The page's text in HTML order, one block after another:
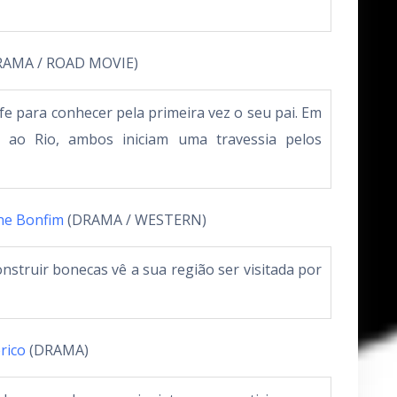
/ ROAD MOVIE)
para conhecer pela primeira vez o seu pai. Em
ao Rio, ambos iniciam uma travessia pelos
Bonfim (DRAMA / WESTERN)
bonecas vê a sua região ser visitada por
(DRAMA)